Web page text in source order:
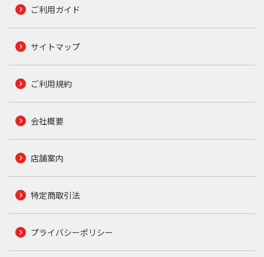
ご利用ガイド
サイトマップ
ご利用規約
会社概要
店舗案内
特定商取引法
プライバシーポリシー